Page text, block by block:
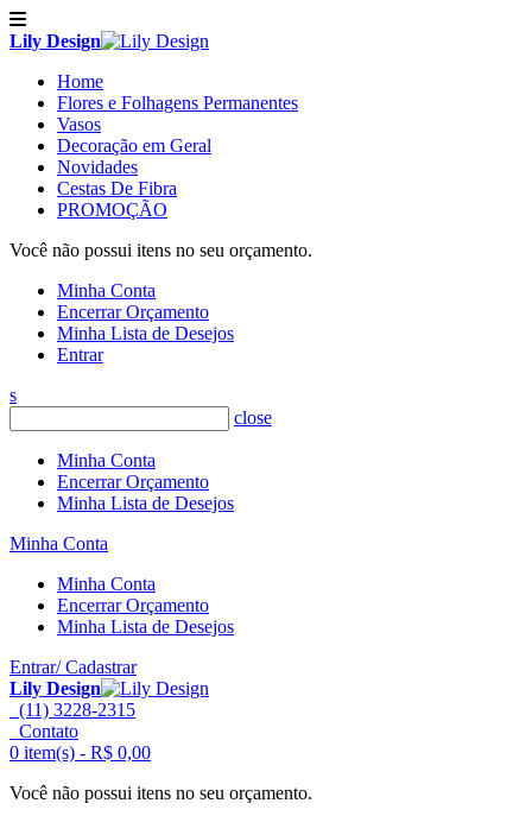
Lily Design
Home
Flores e Folhagens Permanentes
Vasos
Decoração em Geral
Novidades
Cestas De Fibra
PROMOÇÃO
Você não possui itens no seu orçamento.
Minha Conta
Encerrar Orçamento
Minha Lista de Desejos
Entrar
s
close
Minha Conta
Encerrar Orçamento
Minha Lista de Desejos
Minha Conta
Minha Conta
Encerrar Orçamento
Minha Lista de Desejos
Entrar/ Cadastrar
Lily Design
(11) 3228-2315
Contato
0 item(s) - R$ 0,00
Você não possui itens no seu orçamento.